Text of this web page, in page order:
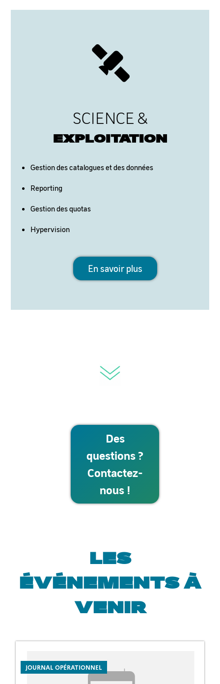
SCIENCE &
EXPLOITATION
Gestion des catalogues et des données
Reporting
Gestion des quotas
Hypervision
En savoir plus
Des
questions ?
Contactez-
nous !
LES
ÉVÉNEMENTS À
VENIR
INCIDENT
JOURNAL OPÉRATIONNEL